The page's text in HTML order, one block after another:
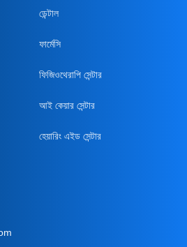
ডেন্টাল
ফার্মেসি
ফিজিওথেরাপি সেন্টার
আই কেয়ার সেন্টার
হেয়ারিং এইড সেন্টার